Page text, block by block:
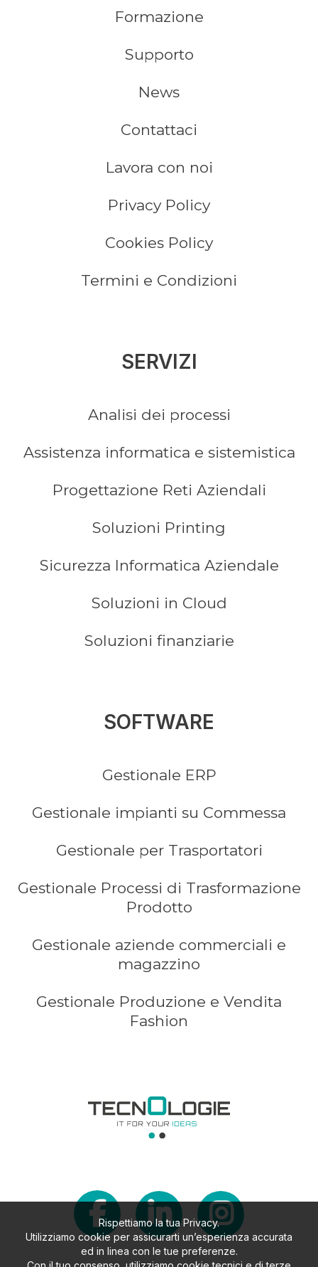
Formazione
Supporto
News
Contattaci
Lavora con noi
Privacy Policy
Cookies Policy
Termini e Condizioni
SERVIZI
Analisi dei processi
Assistenza informatica e sistemistica
Progettazione Reti Aziendali
Soluzioni Printing
Sicurezza Informatica Aziendale
Soluzioni in Cloud
Soluzioni finanziarie
SOFTWARE
Gestionale ERP
Gestionale impianti su Commessa
Gestionale per Trasportatori
Gestionale Processi di Trasformazione
Prodotto
Gestionale aziende commerciali e
magazzino
Gestionale Produzione e Vendita
Fashion
Rispettiamo la tua Privacy.
Utilizziamo cookie per assicurarti un’esperienza accurata
ed in linea con le tue preferenze.